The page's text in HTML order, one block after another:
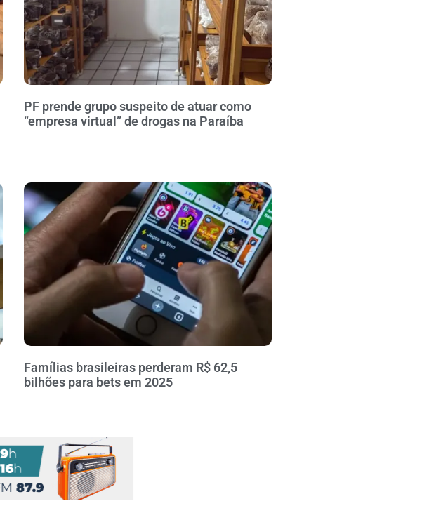
PF prende grupo suspeito de atuar como
“empresa virtual” de drogas na Paraíba
Famílias brasileiras perderam R$ 62,5
bilhões para bets em 2025